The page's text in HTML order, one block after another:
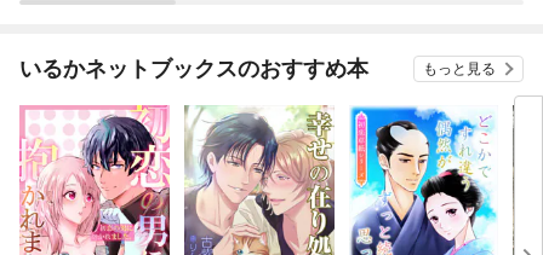
いるかネットブックスのおすすめ本 もっと見る